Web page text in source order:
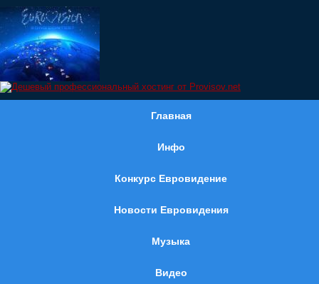
Главная
Инфо
Конкурс Евровидение
Новости Евровидения
Музыка
Видео